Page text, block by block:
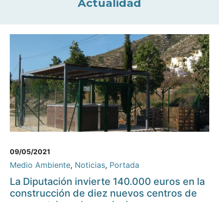
Actualidad
09/05/2021
Medio Ambiente, Noticias, Portada
La Diputación invierte 140.000 euros en la
construcción de diez nuevos centros de